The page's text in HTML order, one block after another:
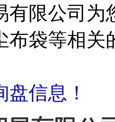
有限公司为
布袋等相关
盘信息！